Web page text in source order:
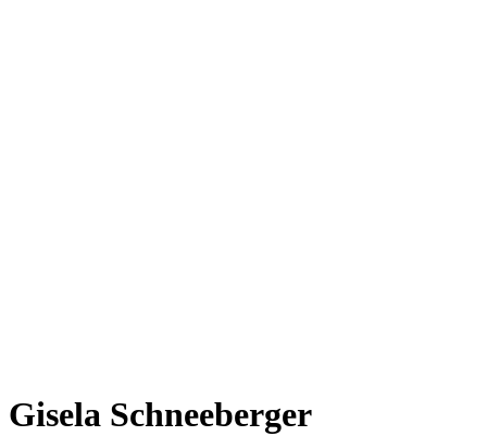
Gisela Schneeberger